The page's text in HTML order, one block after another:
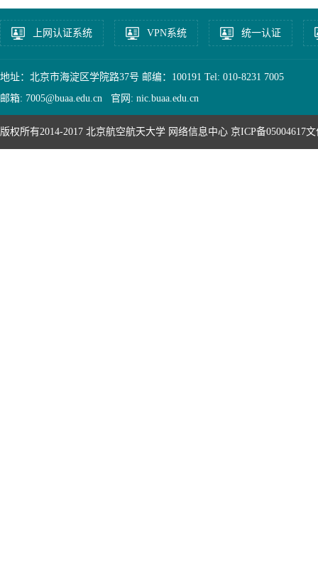
上网认证系统 VPN系统 统一认证
地址：北京市海淀区学院路37号 邮编：100191 Tel: 010-8231 7005
邮箱: 7005@buaa.edu.cn 官网: nic.buaa.edu.cn
版权所有2014-2017 北京航空航天大学 网络信息中心 京ICP备05004617